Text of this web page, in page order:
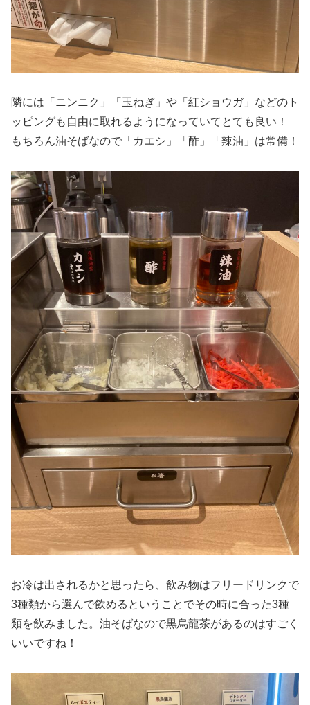
隣には「ニンニク」「玉ねぎ」や「紅ショウガ」などのト
ッピングも自由に取れるようになっていてとても良い！
もちろん油そばなので「カエシ」「酢」「辣油」は常備！
お冷は出されるかと思ったら、飲み物はフリードリンクで
3種類から選んで飲めるということでその時に合った3種
類を飲みました。油そばなので黒烏龍茶があるのはすごく
いいですね！